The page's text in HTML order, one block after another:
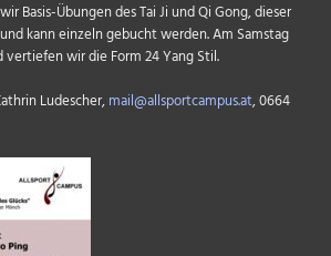
Basis-Übungen des Tai Ji und Qi Gong, dieser
kann einzeln gebucht werden. Am Samstag
vertiefen wir die Form 24 Yang Stil.
Ludescher,mail@allsportcampus.at, 0664